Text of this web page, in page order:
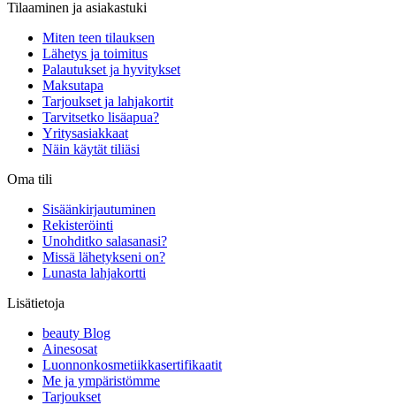
Tilaaminen ja asiakastuki
Miten teen tilauksen
Lähetys ja toimitus
Palautukset ja hyvitykset
Maksutapa
Tarjoukset ja lahjakortit
Tarvitsetko lisäapua?
Yritysasiakkaat
Näin käytät tiliäsi
Oma tili
Sisäänkirjautuminen
Rekisteröinti
Unohditko salasanasi?
Missä lähetykseni on?
Lunasta lahjakortti
Lisätietoja
beauty Blog
Ainesosat
Luonnonkosmetiikkasertifikaatit
Me ja ympäristömme
Tarjoukset